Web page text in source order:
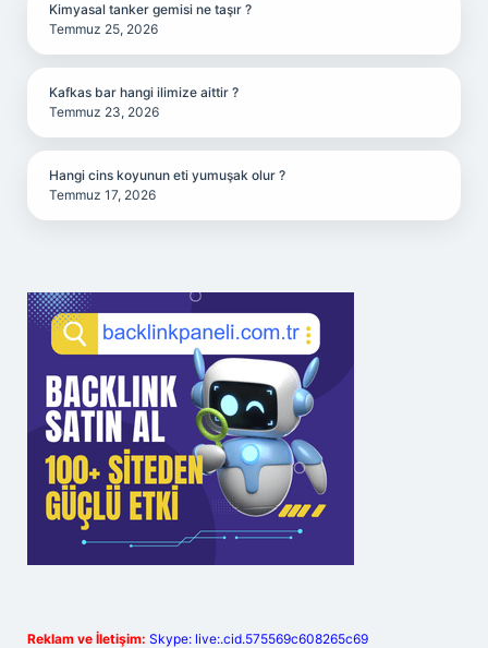
Kimyasal tanker gemisi ne taşır ?
Temmuz 25, 2026
Kafkas bar hangi ilimize aittir ?
Temmuz 23, 2026
Hangi cins koyunun eti yumuşak olur ?
Temmuz 17, 2026
Reklam ve İletişim: Skype: live:.cid.575569c608265c69